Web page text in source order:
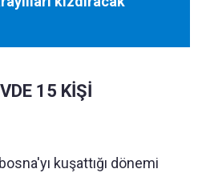
15 KİŞİ
kuşattığı dönemi